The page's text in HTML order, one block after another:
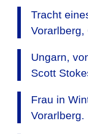
Tracht
Vorarlberg,
Ungarn,
Scott
Frau in
Vorarlberg.